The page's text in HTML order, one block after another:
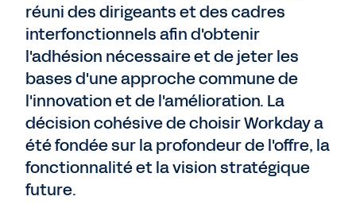
réuni des dirigeants et des cadres
interfonctionnels afin d'obtenir
l'adhésion nécessaire et de jeter les
bases d'une approche commune de
l'innovation et de l'amélioration. La
décision cohésive de choisir Workday a
été fondée sur la profondeur de l'offre, la
fonctionnalité et la vision stratégique
future.